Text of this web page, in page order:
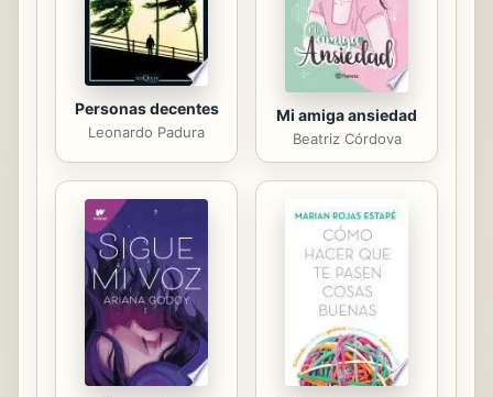
harán que se vuelvan a encontrar.
Personas decentes
Leonardo Padura
Mi amiga ansiedad
Beatriz Córdova